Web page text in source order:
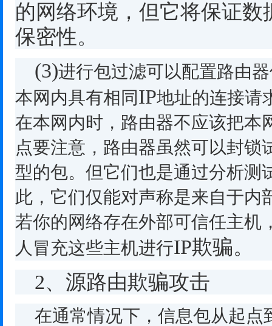
的网络环境，但它将保证
保密性。
(3)进行包过滤可以配置路由
本网内具有相同IP地址的连接请
在本网内时，路由器不应该把本
点要注意，路由器虽然可以封锁
型的包。但它们也是通过分析测
此，它们仅能对声称是来自于内
若你的网络存在外部可信任主机
人冒充这些主机进行IP欺骗。
2、源路由欺骗攻击
在通常情况下，信息包从起